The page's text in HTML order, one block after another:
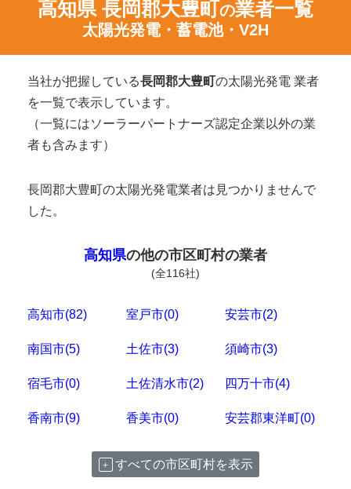
高知県 長岡郡大豊町の業者一覧
太陽光発電・蓄電池・V2H
当社が把握している長岡郡大豊町の太陽光発電 業者
を一覧で表示しています。
（一覧にはソーラーパートナーズ認定企業以外の業
者も含みます）
長岡郡大豊町の太陽光発電業者は見つかりませんで
した。
高知県の他の市区町村の業者
(全116社)
高知市(82) 室戸市(0) 安芸市(2)
南国市(5) 土佐市(3) 須崎市(3)
宿毛市(0) 土佐清水市(2) 四万十市(4)
香南市(9) 香美市(0) 安芸郡東洋町(0)
すべての市区町村を表示